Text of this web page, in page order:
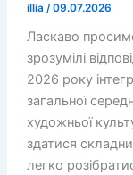
illia /09.07.2026
Ласкаво
зрозумілі
2026 року
загальної
художньої
здатися
легко